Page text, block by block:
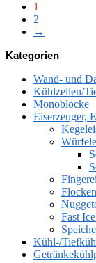
1
2
→
Kategorien
Wand- und
Kühlzellen/
Monoblöcke
Eiserzeuger,
Fast
Kühl-/